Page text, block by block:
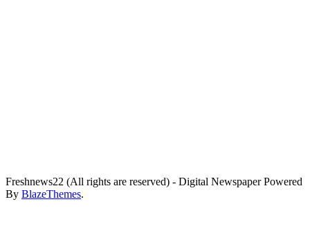
Freshnews22 (All rights are reserved) - Digital Newspaper Powered
By BlazeThemes.